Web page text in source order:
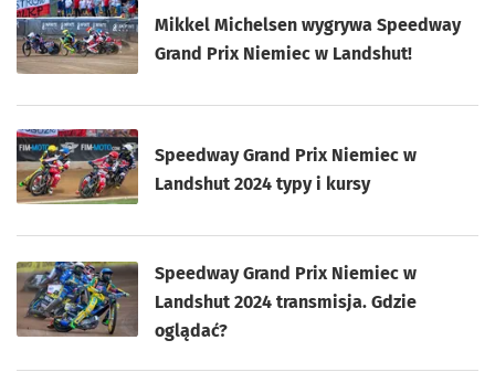
Mikkel Michelsen wygrywa Speedway
Grand Prix Niemiec w Landshut!
Speedway Grand Prix Niemiec w
Landshut 2024 typy i kursy
Speedway Grand Prix Niemiec w
Landshut 2024 transmisja. Gdzie
oglądać?